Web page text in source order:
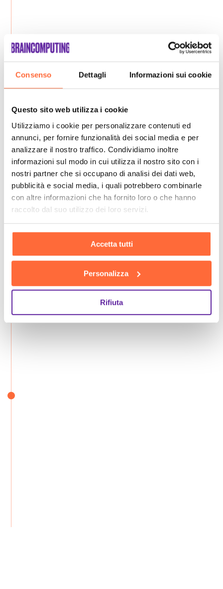
Consenso Dettagli Informazioni sui cookie
Questo sito web utilizza i cookie
Utilizziamo i cookie per personalizzare contenuti ed
annunci, per fornire funzionalità dei social media e per
analizzare il nostro traffico. Condividiamo inoltre
informazioni sul modo in cui utilizza il nostro sito con i
nostri partner che si occupano di analisi dei dati web,
pubblicità e social media, i quali potrebbero combinarle
con altre informazioni che ha fornito loro o che hanno
raccolto dal suo utilizzo dei loro servizi.
Accetta tutti
Personalizza
Rifiuta